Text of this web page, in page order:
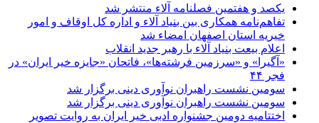
یکصد و هفتمین فصلنامه آلاء منتشر شد
تفاهم‌نامه همکاری بین بنیاد آلاء و اداره کل اوقاف و امور
خیریه استان اصفهان امضاء شد
اعلام بیعت بنیاد آلاء با رهبر جدید انقلاب
«آگیرا» و «سرزمین فرشته‌ها»، فاتحان «جایزه خیر ایران» در
فجر ۴۴
سومین نشست راهبران نوآوری دینی برگزار شد
سومین نشست راهبران نوآوری دینی برگزار شد
اختتامیه دومین جشنواره ادبی خیر ایران به روایت تصویر